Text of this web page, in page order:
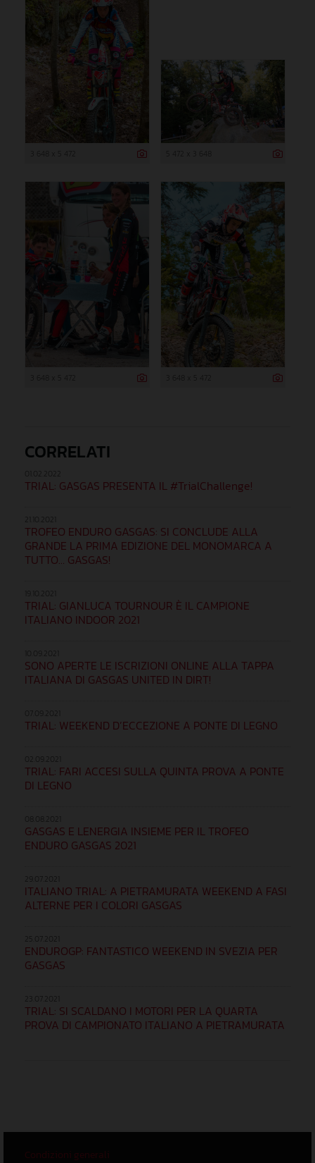
CORRELATI
TRIAL: GASGAS PRESENTA IL #TrialChallenge!
TROFEO ENDURO GASGAS: SI CONCLUDE ALLA
GRANDE LA PRIMA EDIZIONE DEL MONOMARCA A
TUTTO… GASGAS!
TRIAL: GIANLUCA TOURNOUR È IL CAMPIONE
ITALIANO INDOOR 2021
SONO APERTE LE ISCRIZIONI ONLINE ALLA TAPPA
ITALIANA DI GASGAS UNITED IN DIRT!
TRIAL: WEEKEND D’ECCEZIONE A PONTE DI LEGNO
TRIAL: FARI ACCESI SULLA QUINTA PROVA A PONTE
DI LEGNO
GASGAS E LENERGIA INSIEME PER IL TROFEO
ENDURO GASGAS 2021
ITALIANO TRIAL: A PIETRAMURATA WEEKEND A FASI
ALTERNE PER I COLORI GASGAS
ENDUROGP: FANTASTICO WEEKEND IN SVEZIA PER
GASGAS
TRIAL: SI SCALDANO I MOTORI PER LA QUARTA
PROVA DI CAMPIONATO ITALIANO A PIETRAMURATA
Condizioni generali